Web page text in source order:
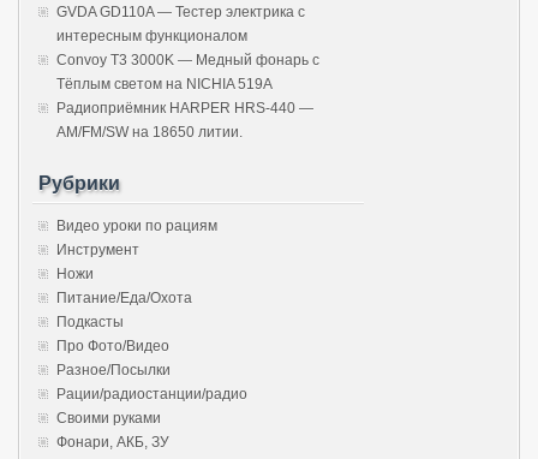
GVDA GD110A — Тестер электрика с
интересным функционалом
Convoy T3 3000K — Медный фонарь с
Тёплым светом на NICHIA 519A
Радиоприёмник HARPER HRS-440 —
AM/FM/SW на 18650 литии.
Рубрики
Видео уроки по рациям
Инструмент
Ножи
Питание/Еда/Охота
Подкасты
Про Фото/Видео
Разное/Посылки
Рации/радиостанции/радио
Своими руками
Фонари, АКБ, ЗУ